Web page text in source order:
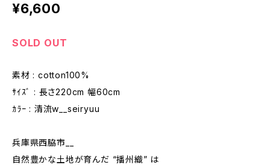
¥6,600
SOLD OUT
素材 : cotton100%
ｻｲｽﾞ : 長さ220cm 幅60cm
ｶﾗｰ : 清流w__seiryuu
兵庫県西脇市__
自然豊かな土地が育んだ “播州織” は